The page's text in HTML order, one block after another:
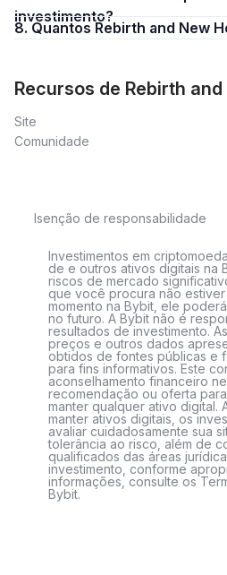
investimento?
8. Quantos Rebirth and New
Recursos de Rebirth
Site
Comunidade
Isenção de responsabilidade
Investimentos em
de e outros ativos digitais na
riscos de mercado
que você procura não
momento na Bybit, ele
no futuro. A Bybit não é
resultados de investimento.
preços e outros dados
obtidos de fontes públicas e
para fins informativos. Este
aconselhamento financeiro
recomendação ou oferta
manter qualquer ativo digital.
manter ativos digitais, os
avaliar cuidadosamente sua
tolerância ao risco, além de
qualificados das áreas
investimento, conforme
informações, consulte os
Bybit.